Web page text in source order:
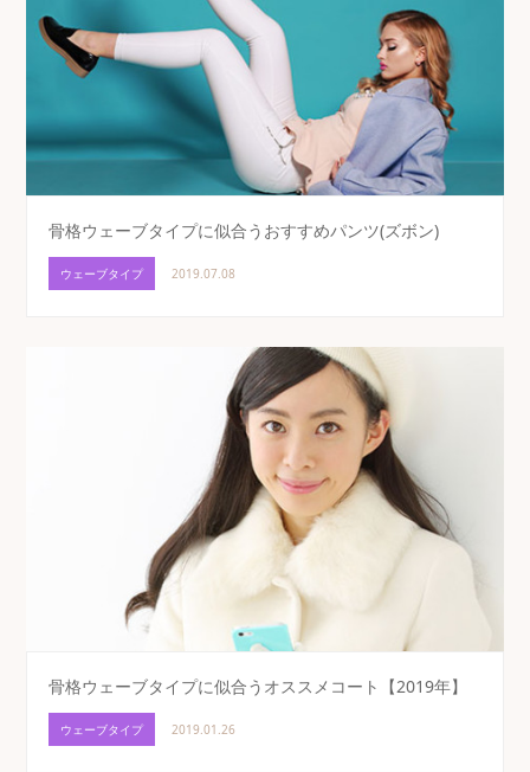
骨格ウェーブタイプに似合うおすすめパンツ(ズボン)
ウェーブタイプ 2019.07.08
骨格ウェーブタイプに似合うオススメコート【2019年】
ウェーブタイプ 2019.01.26